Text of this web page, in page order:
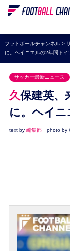
WEリー
海外サッ
プレミ
ラ・リー
セリエA
ブンデ
UEFA
ナショナ
フットボールチャンネル>
に。ヘイニエルの2年間ドイ
サッカー最新ニュース
久保建英、来季レアル復帰がさらに濃厚
に。ヘイ
text by 編集部 photo by